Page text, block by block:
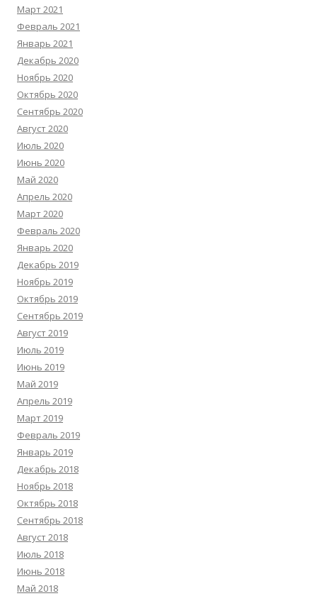
Март 2021
Февраль 2021
Январь 2021
Декабрь 2020
Ноябрь 2020
Октябрь 2020
Сентябрь 2020
Август 2020
Июль 2020
Июнь 2020
Май 2020
Апрель 2020
Март 2020
Февраль 2020
Январь 2020
Декабрь 2019
Ноябрь 2019
Октябрь 2019
Сентябрь 2019
Август 2019
Июль 2019
Июнь 2019
Май 2019
Апрель 2019
Март 2019
Февраль 2019
Январь 2019
Декабрь 2018
Ноябрь 2018
Октябрь 2018
Сентябрь 2018
Август 2018
Июль 2018
Июнь 2018
Май 2018